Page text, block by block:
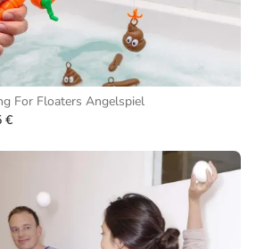
For Floaters Angelspiel
€